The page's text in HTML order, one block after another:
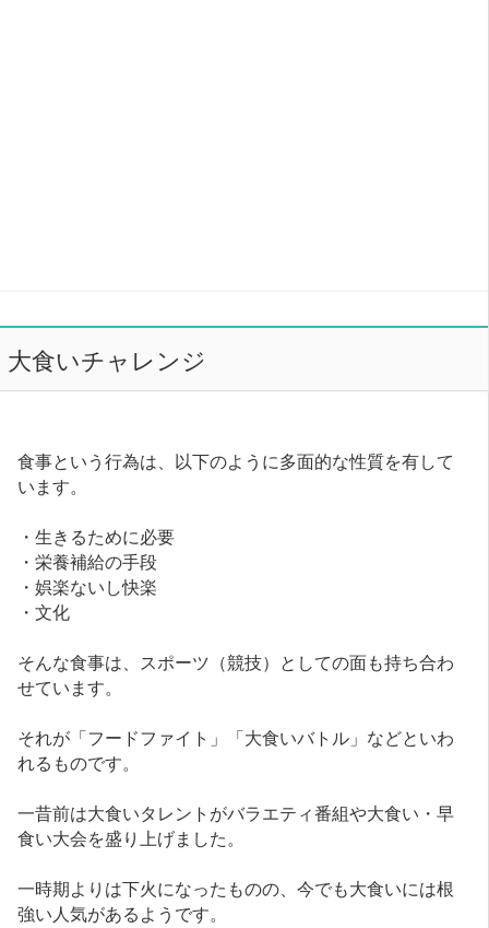
大食いチャレンジ
食事という行為は、以下のように多面的な性質を有して
います。
・生きるために必要
・栄養補給の手段
・娯楽ないし快楽
・文化
そんな食事は、スポーツ（競技）としての面も持ち合わ
せています。
それが「フードファイト」「大食いバトル」などといわ
れるものです。
一昔前は大食いタレントがバラエティ番組や大食い・早
食い大会を盛り上げました。
一時期よりは下火になったものの、今でも大食いには根
強い人気があるようです。